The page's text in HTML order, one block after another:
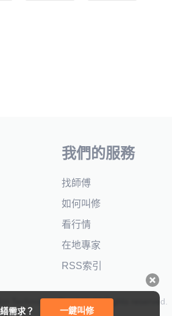
需求？ 一鍵叫修
我們的服務
找師傅
如何叫修
看行情
在地專家
RSS索引
Technology Co., Ltd. All Rights reserved.